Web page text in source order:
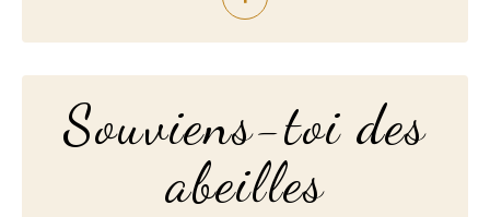
Souviens-toi des
abeilles